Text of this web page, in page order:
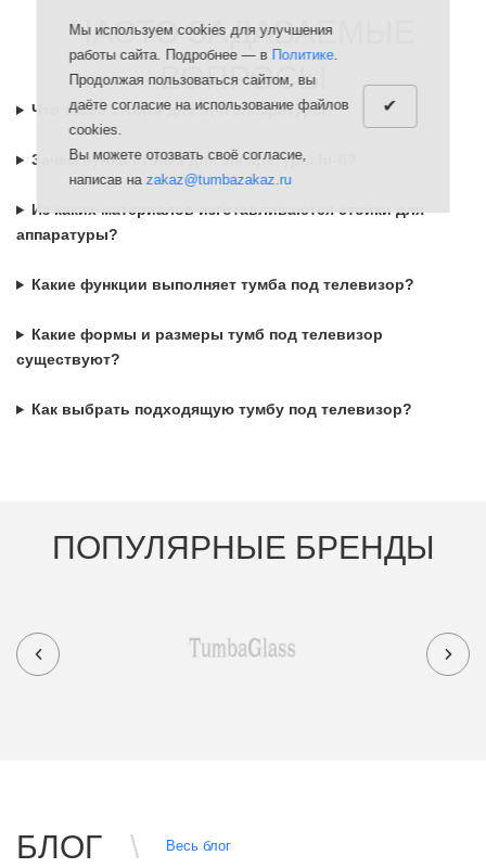
ЧАСТО ЗАДАВАЕМЫЕ
ВОПРОСЫ
Что такое стойка для hi-fi аппаратуры?
Зачем нужна стойка для аппаратуры hi-fi?
Из каких материалов изготавливаются стойки для
аппаратуры?
Какие функции выполняет тумба под телевизор?
Какие формы и размеры тумб под телевизор
существуют?
Как выбрать подходящую тумбу под телевизор?
ПОПУЛЯРНЫЕ БРЕНДЫ
БЛОГ Весь блог
Мы используем cookies для улучшения
работы сайта. Подробнее — в Политике.
Продолжая пользоваться сайтом, вы
даёте согласие на использование файлов
cookies.
Вы можете отозвать своё согласие,
написав наzakaz@tumbazakaz.ru
✔